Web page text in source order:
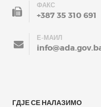
ФАКС
+387 35 310 691
Е-МАИЛ
ГДЈЕ СЕ НАЛАЗИМО